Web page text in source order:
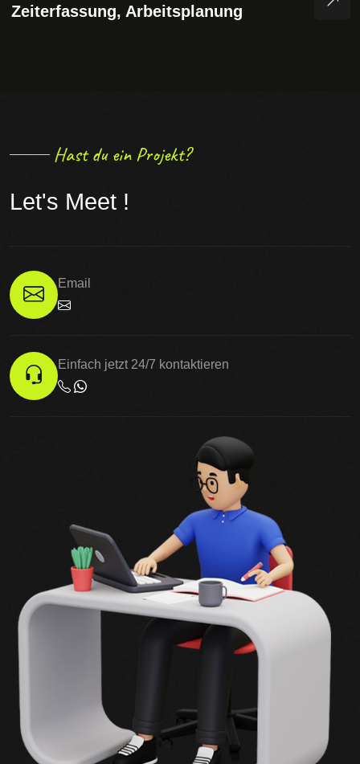
Zeiterfassung, Arbeitsplanung
Hast du ein Projekt?
Let's Meet !
Email
Einfach jetzt 24/7 kontaktieren